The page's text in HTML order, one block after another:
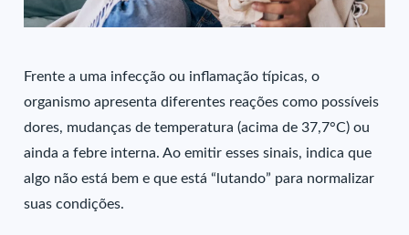
Frente a uma infecção ou inflamação típicas, o
organismo apresenta diferentes reações como possíveis
dores, mudanças de temperatura (acima de 37,7°C) ou
ainda a febre interna. Ao emitir esses sinais, indica que
algo não está bem e que está “lutando” para normalizar
suas condições.